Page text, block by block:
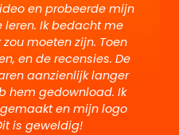
(CURRENT)
(CURRENT)
en probeerde mijn
leren. Ik bedacht me
moeten zijn. Toen
en de recensies. De
aanzienlijk langer
hem gedownload. Ik
en mijn logo
is geweldig!